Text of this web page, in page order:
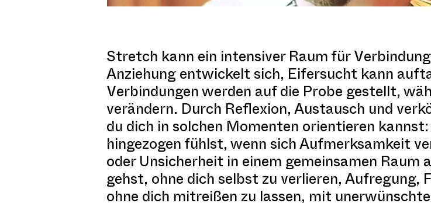
Stretch kann ein intensiver Raum für
Anziehung entwickelt sich, Eifersucht kann
Verbindungen werden auf die Probe gestellt,
verändern. Durch Reflexion, Austausch und
du dich in solchen Momenten orientieren kannst:
hingezogen fühlst, wenn sich Aufmerksamkeit
oder Unsicherheit in einem gemeinsamen Raum
gehst, ohne dich selbst zu verlieren, Aufregung,
ohne dich mitreißen zu lassen, mit